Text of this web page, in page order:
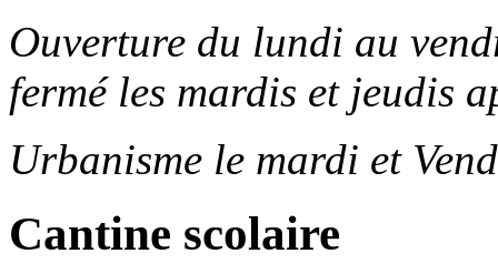
Ouverture du lundi au
fermé les mardis et jeudis
Urbanisme le mardi et
Cantine scolaire